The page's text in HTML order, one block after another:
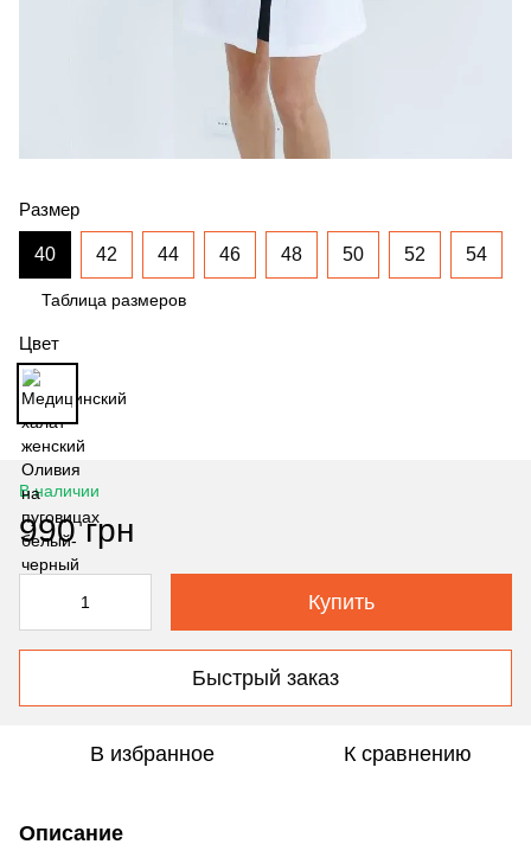
Размер
40 42 44 46 48 50 52 54
Таблица размеров
Цвет
В наличии
990 грн
Купить
Быстрый заказ
В избранное К сравнению
Описание